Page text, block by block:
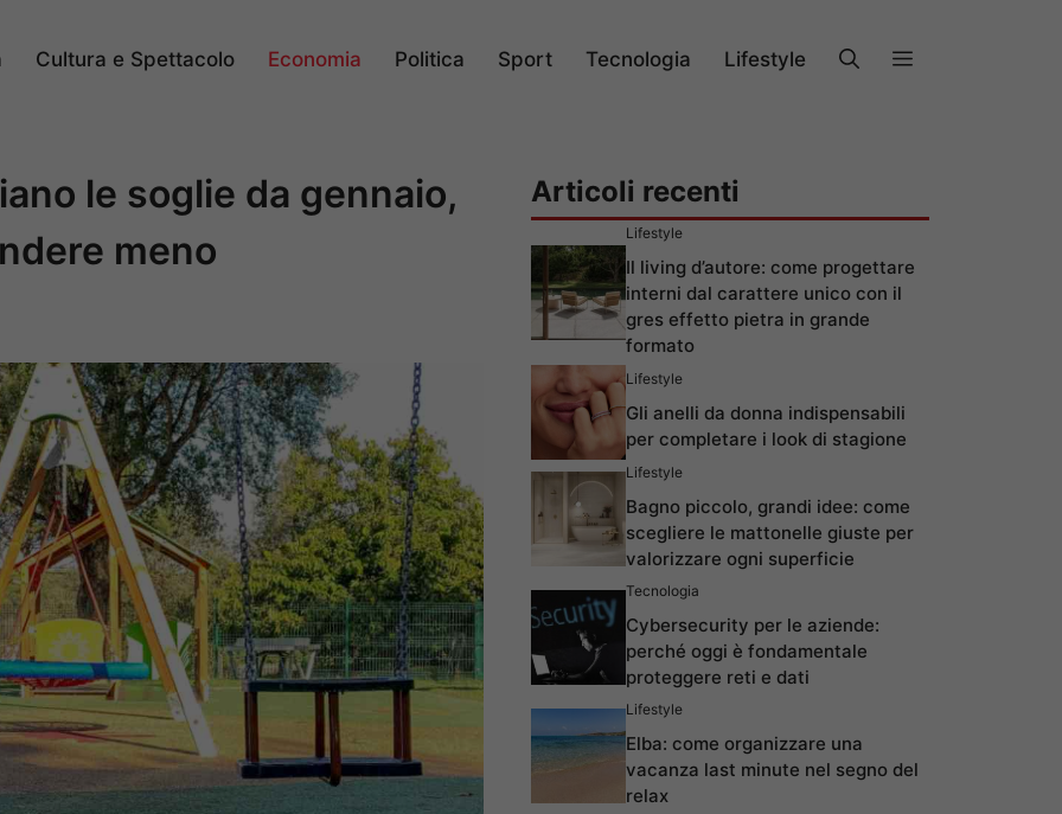
Cultura e Spettacolo Economia Politica Sport Tecnologia Lifestyle
le soglie da gennaio,
meno
Articoli recenti
Lifestyle
Il living d’autore: come progettare
interni dal carattere unico con il
gres effetto pietra in grande
formato
Lifestyle
Gli anelli da donna indispensabili
per completare i look di stagione
Lifestyle
Bagno piccolo, grandi idee: come
scegliere le mattonelle giuste per
valorizzare ogni superficie
Tecnologia
Cybersecurity per le aziende:
perché oggi è fondamentale
proteggere reti e dati
Lifestyle
Elba: come organizzare una
vacanza last minute nel segno del
relax